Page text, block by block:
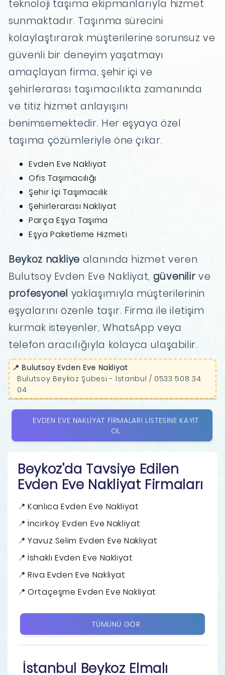
teknoloji taşıma ekipmanlarıyla hizmet
sunmaktadır. Taşınma sürecini
kolaylaştırarak müşterilerine sorunsuz ve
güvenli bir deneyim yaşatmayı
amaçlayan firma, şehir içi ve
şehirlerarası taşımacılıkta zamanında
ve titiz hizmet anlayışını
benimsemektedir. Her eşyaya özel
taşıma çözümleriyle öne çıkar.
Evden Eve Nakliyat
Ofis Taşımacılığı
Şehir İçi Taşımacılık
Şehirlerarası Nakliyat
Parça Eşya Taşıma
Eşya Paketleme Hizmeti
Beykoz nakliye alanında hizmet veren
Bulutsoy Evden Eve Nakliyat, güvenilir ve
profesyonel yaklaşımıyla müşterilerinin
eşyalarını özenle taşır. Firma ile iletişim
kurmak isteyenler, WhatsApp veya
telefon aracılığıyla kolayca ulaşabilir.
📍 Bulutsoy Evden Eve Nakliyat
Bulutsoy Beykoz Şubesi - İstanbul / 0533 508 34
04
EVDEN EVE NAKLIYAT FIRMALARI LISTESINE KAYIT
OL
Beykoz'da Tavsiye Edilen
Evden Eve Nakliyat Firmaları
Kanlıca Evden Eve Nakliyat
İncirköy Evden Eve Nakliyat
Yavuz Selim Evden Eve Nakliyat
İshaklı Evden Eve Nakliyat
Riva Evden Eve Nakliyat
Ortaçeşme Evden Eve Nakliyat
TÜMÜNÜ GÖR
İstanbul Beykoz Elmalı